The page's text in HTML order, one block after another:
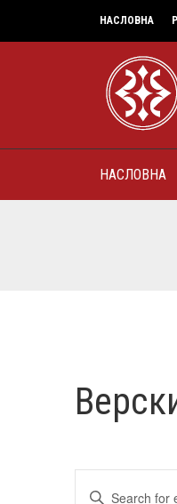
НАСЛОВНА
НАСЛОВНА
Enter